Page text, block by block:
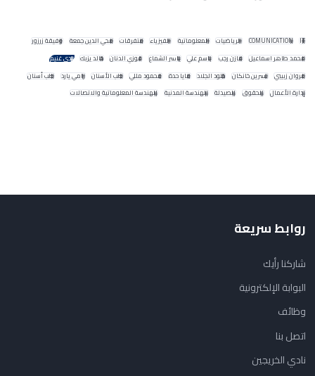
IT
COMUNICATION الرياضيات المعلوماتية الفيزياء متفرقات محي الدين جمعة وفيقة زرزور
محمد طاهر اسماعيل مازن رجب باسم علي ياسر الشماع فوزي الدنان خالد يزبك ندى غنيم
مروان زبيبي نسرين خانكان خلود الجلاد مايا حدة محمود مللي طب الأسنان رامي يارد طب أسنان
إدارة الأعمال الحقوق الصيدلة الهندسة المدنية الهندسة المعلوماتية والاتصالات
روابط سريعة
شاركنا رأيك
البوابة الإلكترونية
وظائف
اتصل بنا
نادي الخريجين